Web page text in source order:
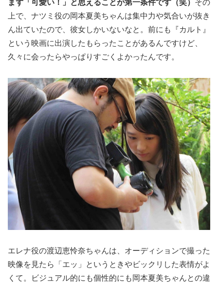
まず「可愛い！」と思えることが第一条件です（笑） その
上で、ナツミ役の岡本夏美ちゃんは集中力や気合いが抜き
ん出ていたので、彼女しかいないなと。前にも『カルト』
という映画に出演したもらったことがあるんですけど、
久々に会ったらやっぱりすごくよかったんです。
エレナ役の渡辺恵怜奈ちゃんは、オーディションで撮った
映像を見たら「エッ」というときやビックリした表情がよ
くて。ビジュアル的にも個性的にも岡本夏美ちゃんとの違